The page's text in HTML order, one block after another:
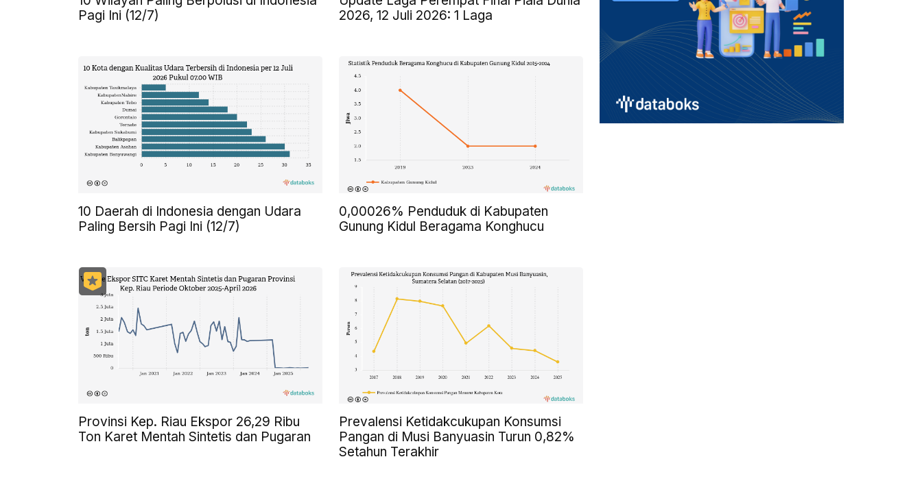
Pagi Ini (12/7)
2026, 12 Juli 2026: 1 Laga
10 Daerah di Indonesia dengan Udara
Paling Bersih Pagi Ini (12/7)
0,00026% Penduduk di Kabupaten
Gunung Kidul Beragama Konghucu
Provinsi Kep. Riau Ekspor 26,29 Ribu
Ton Karet Mentah Sintetis dan Pugaran
Prevalensi Ketidakcukupan Konsumsi
Pangan di Musi Banyuasin Turun 0,82%
Setahun Terakhir